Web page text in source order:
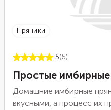
пряники
5(6)
Простые имбирные
Домашние имбирные
вкусными, а процесс их